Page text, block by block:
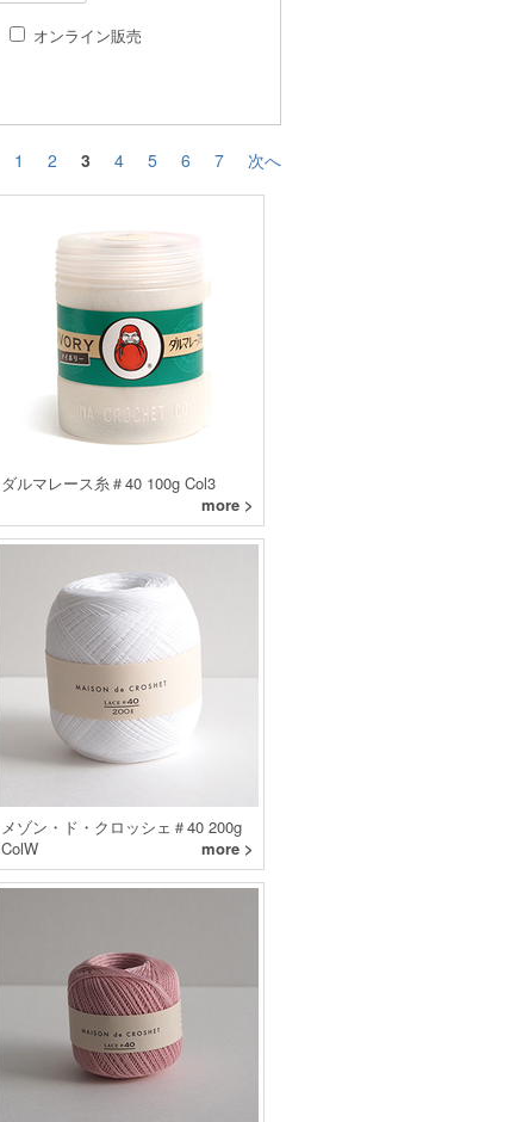
オンライン販売
1 2 3 4 5 6 7 次へ
ダルマレース糸＃40 100g Col3
more >
メゾン・ド・クロッシェ＃40 200g
ColW
more >